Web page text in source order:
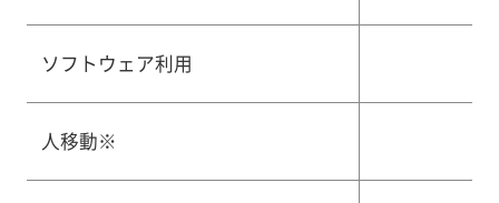
ソフトウェア利用
人移動※